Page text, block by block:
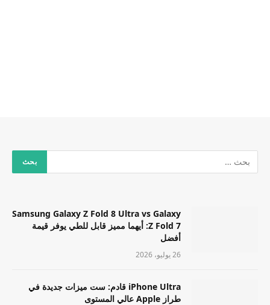
Samsung Galaxy Z Fold 8 Ultra vs Galaxy
Z Fold 7: أيهما مميز قابل للطي يوفر قيمة
أفضل
26 يوليو، 2026
iPhone Ultra قادم: ست ميزات جديدة في
طراز Apple عالي المستوى